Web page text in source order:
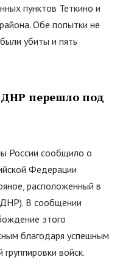
пунктов Теткино и
Обе попытки не
убиты и пять
перешло под
России сообщило о
Федерации
расположенный в
В сообщении
этого
благодаря успешным
войск.